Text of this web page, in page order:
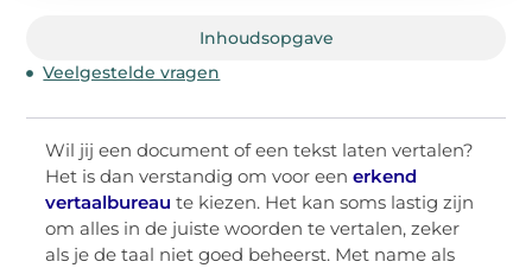
Inhoudsopgave
Veelgestelde vragen
Wil jij een document of een tekst laten vertalen?
Het is dan verstandig om voor eenerkend
vertaalbureau te kiezen. Het kan soms lastig zijn
om alles in de juiste woorden te vertalen, zeker
als je de taal niet goed beheerst. Met name als